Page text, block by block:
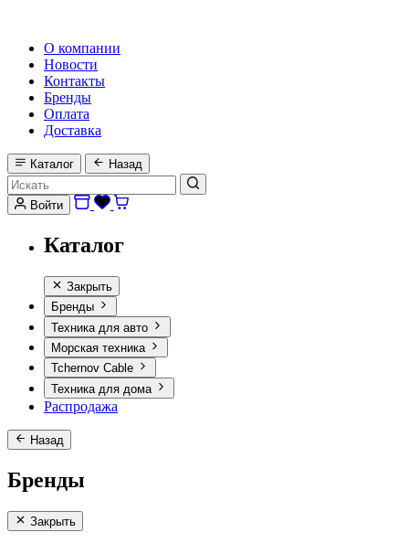
О компании
Новости
Контакты
Бренды
Оплата
Доставка
Каталог Назад
Войти
Каталог
Закрыть
Бренды
Техника для авто
Морская техника
Tchernov Cable
Техника для дома
Распродажа
Назад
Бренды
Закрыть